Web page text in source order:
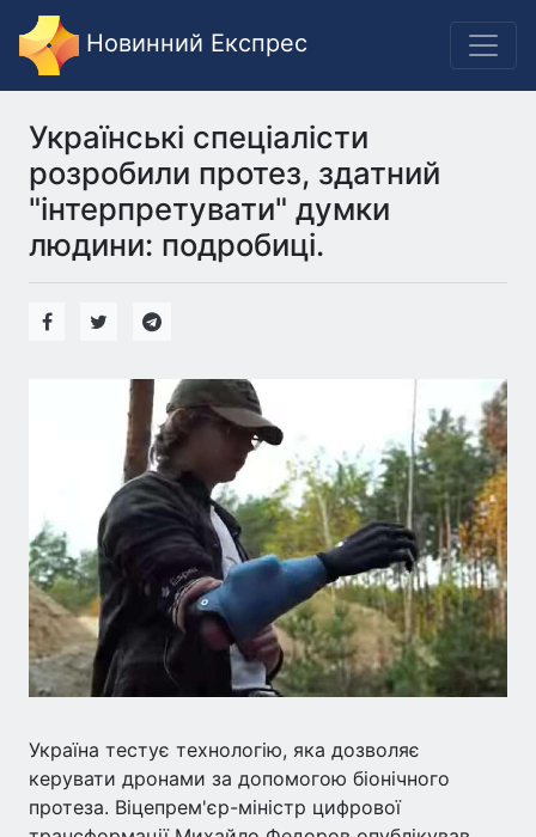
Новинний Експрес
Українські спеціалісти
розробили протез, здатний
"інтерпретувати" думки
людини: подробиці.
Україна тестує технологію, яка дозволяє
керувати дронами за допомогою біонічного
протеза. Віцепрем'єр-міністр цифрової